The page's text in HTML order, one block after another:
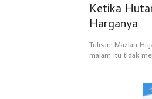
Ketika
Harganya
Tulisan: Mazlan
malam itu tidak